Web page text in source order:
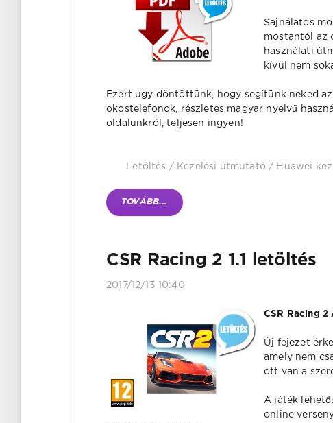
Sajnálatos
mostantól az
használati
kívül nem
Ezért úgy döntöttünk, hogy segítünk neked
okostelefonok, részletes magyar nyelvű
oldalunkról, teljesen ingyen!
Letöltés / Kezelési útmutató / Huawei
TOVÁBB...
CSR Racing 2 1.1 letöltés
2017/12/13 10:40
CSR Racing
Új fejezet
amely nem
ott van a
A játék
online